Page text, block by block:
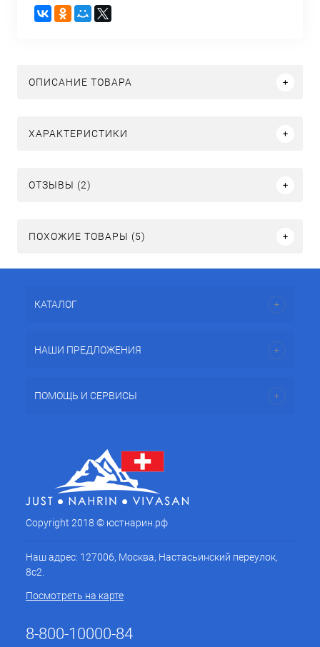
ОПИСАНИЕ ТОВАРА
ХАРАКТЕРИСТИКИ
ОТЗЫВЫ (2)
ПОХОЖИЕ ТОВАРЫ (5)
КАТАЛОГ
НАШИ ПРЕДЛОЖЕНИЯ
ПОМОЩЬ И СЕРВИСЫ
Copyright 2018 © юстнарин.рф
Наш адрес: 127006, Москва, Настасьинский переулок,
8с2.
Посмотреть на карте
8-800-10000-84